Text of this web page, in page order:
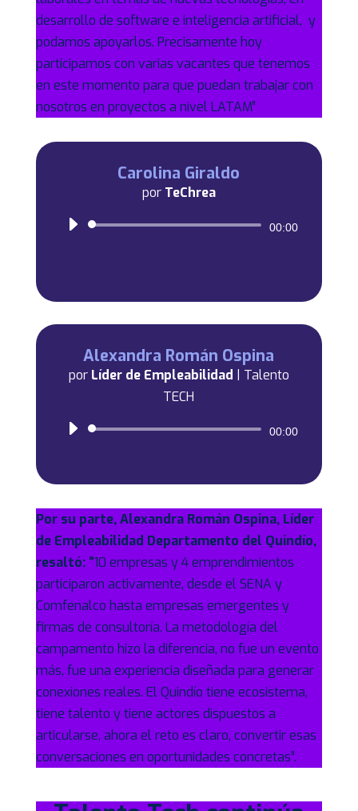
desarrollo de software e inteligencia artificial, y
podamos apoyarlos. Precisamente hoy
participamos con varias vacantes que tenemos
en este momento para que puedan trabajar con
nosotros en proyectos a nivel LATAM”
Carolina Giraldo
por TeChrea
Reproductor
00:00
Alexandra Román Ospina
por Líder de Empleabilidad | Talento
TECH
Reproductor
00:00
Por su parte, Alexandra Román Ospina, Líder
de Empleabilidad Departamento del Quindío,
resaltó: “10 empresas y 4 emprendimientos
participaron activamente, desde el SENA y
Comfenalco hasta empresas emergentes y
firmas de consultoría. La metodología del
campamento hizo la diferencia, no fue un evento
más, fue una experiencia diseñada para generar
conexiones reales. El Quindío tiene ecosistema,
tiene talento y tiene actores dispuestos a
articularse, ahora el reto es claro, convertir esas
conversaciones en oportunidades concretas”.